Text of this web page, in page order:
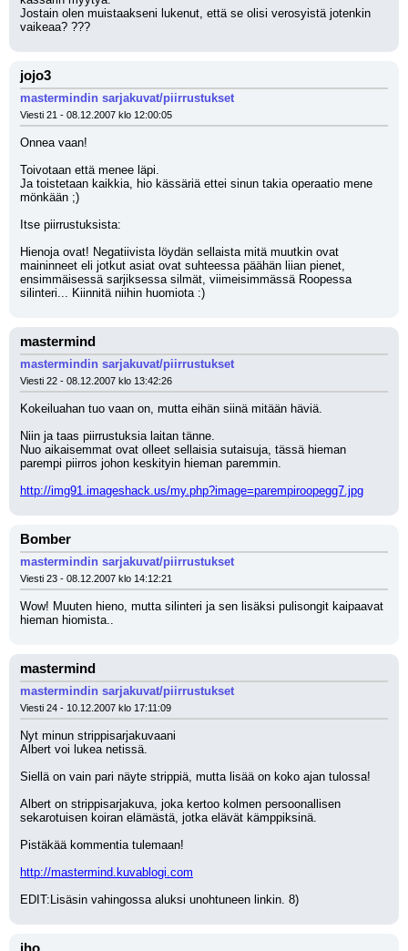
Jostain olen muistaakseni lukenut, että se olisi verosyistä jotenkin
vaikeaa? ???
jojo3
mastermindin sarjakuvat/piirrustukset
Viesti 21 - 08.12.2007 klo 12:00:05
Onnea vaan!
Toivotaan että menee läpi.
Ja toistetaan kaikkia, hio kässäriä ettei sinun takia operaatio mene
mönkään ;)
Itse piirrustuksista:
Hienoja ovat! Negatiivista löydän sellaista mitä muutkin ovat
maininneet eli jotkut asiat ovat suhteessa päähän liian pienet,
ensimmäisessä sarjiksessa silmät, viimeisimmässä Roopessa
silinteri... Kiinnitä niihin huomiota :)
mastermind
mastermindin sarjakuvat/piirrustukset
Viesti 22 - 08.12.2007 klo 13:42:26
Kokeiluahan tuo vaan on, mutta eihän siinä mitään häviä.
Niin ja taas piirrustuksia laitan tänne.
Nuo aikaisemmat ovat olleet sellaisia sutaisuja, tässä hieman
parempi piirros johon keskityin hieman paremmin.
http://img91.imageshack.us/my.php?image=parempiroopegg7.jpg
Bomber
mastermindin sarjakuvat/piirrustukset
Viesti 23 - 08.12.2007 klo 14:12:21
Wow! Muuten hieno, mutta silinteri ja sen lisäksi pulisongit kaipaavat
hieman hiomista..
mastermind
mastermindin sarjakuvat/piirrustukset
Viesti 24 - 10.12.2007 klo 17:11:09
Nyt minun strippisarjakuvaani
Albert voi lukea netissä.
Siellä on vain pari näyte strippiä, mutta lisää on koko ajan tulossa!
Albert on strippisarjakuva, joka kertoo kolmen persoonallisen
sekarotuisen koiran elämästä, jotka elävät kämppiksinä.
Pistäkää kommentia tulemaan!
http://mastermind.kuvablogi.com
EDIT:Lisäsin vahingossa aluksi unohtuneen linkin. 8)